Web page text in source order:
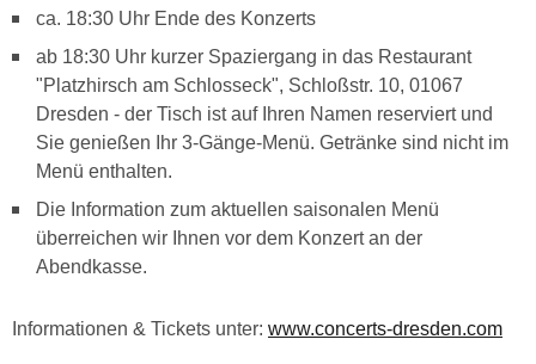
ca. 18:30 Uhr Ende des Konzerts
ab 18:30 Uhr kurzer Spaziergang in das Restaurant
"Platzhirsch am Schlosseck", Schloßstr. 10, 01067
Dresden - der Tisch ist auf Ihren Namen reserviert und
Sie genießen Ihr 3-Gänge-Menü. Getränke sind nicht im
Menü enthalten.
Die Information zum aktuellen saisonalen Menü
überreichen wir Ihnen vor dem Konzert an der
Abendkasse.
Informationen & Tickets unter: www.concerts-dresden.com